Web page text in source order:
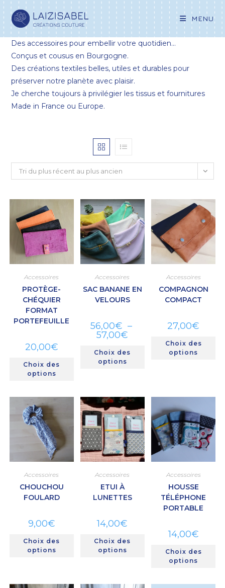
MENU
Des accessoires pour embellir votre quotidien…
Conçus et cousus en Bourgogne.
Des créations textiles belles, utiles et durables pour
préserver notre planète avec plaisir.
Je cherche toujours à privilégier les tissus et fournitures
Made in France ou Europe.
Tri du plus récent au plus ancien
Accessoires
PROTÈGE-
CHÉQUIER
FORMAT
PORTEFEUILLE
20,00€
Choix des
options
Accessoires
SAC BANANE EN
VELOURS
56,00€ –
57,00€
Choix des
options
Accessoires
COMPAGNON
COMPACT
27,00€
Choix des
options
Accessoires
CHOUCHOU
FOULARD
9,00€
Choix des
options
Accessoires
ETUI À
LUNETTES
14,00€
Choix des
options
Accessoires
HOUSSE
TÉLÉPHONE
PORTABLE
14,00€
Choix des
options